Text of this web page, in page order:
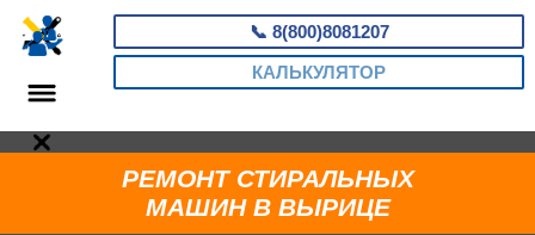
📞 8(800)8081207
КАЛЬКУЛЯТОР
РЕМОНТ СТИРАЛЬНЫХ
МАШИН В ВЫРИЦЕ